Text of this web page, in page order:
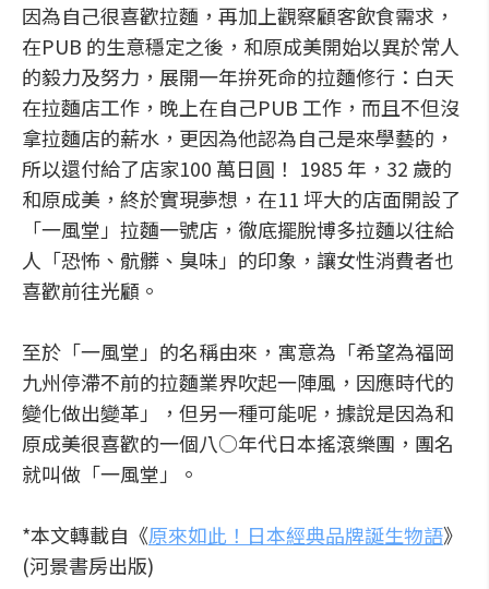
因為自己很喜歡拉麵，再加上觀察顧客飲食需求，
在PUB 的生意穩定之後，和原成美開始以異於常人
的毅力及努力，展開一年拚死命的拉麵修行：白天
在拉麵店工作，晚上在自己PUB 工作，而且不但沒
拿拉麵店的薪水，更因為他認為自己是來學藝的，
所以還付給了店家100 萬日圓！ 1985 年，32 歲的
和原成美，終於實現夢想，在11 坪大的店面開設了
「一風堂」拉麵一號店，徹底擺脫博多拉麵以往給
人「恐怖、骯髒、臭味」的印象，讓女性消費者也
喜歡前往光顧。
至於「一風堂」的名稱由來，寓意為「希望為福岡
九州停滯不前的拉麵業界吹起一陣風，因應時代的
變化做出變革」，但另一種可能呢，據說是因為和
原成美很喜歡的一個八○年代日本搖滾樂團，團名
就叫做「一風堂」。
*本文轉載自《原來如此！日本經典品牌誕生物語》
(河景書房出版)